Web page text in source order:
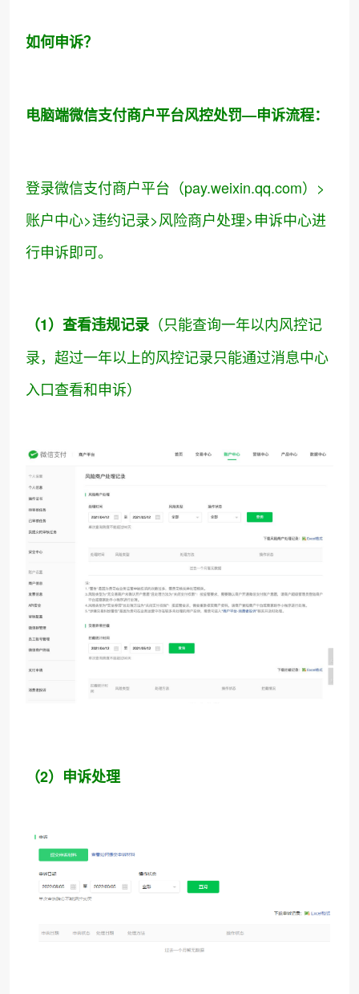
如何申诉？
电脑端微信支付商户平台风控处罚—申诉流程：
登录微信支付商户平台（pay.weixin.qq.com）>
账户中心>违约记录>风险商户处理>申诉中心进
行申诉即可。
（1）查看违规记录 （只能查询一年以内风控记
录，超过一年以上的风控记录只能通过消息中心
入口查看和申诉）
（2）申诉处理